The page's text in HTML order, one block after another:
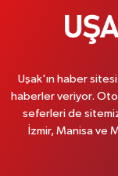
Uşak'ın haber
haberler veriyor.
seferleri de
İzmir, Manisa ve